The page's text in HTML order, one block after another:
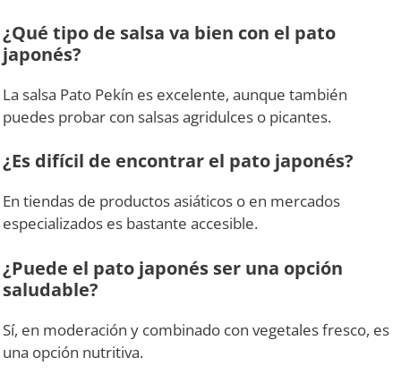
¿Qué tipo de salsa va bien con el pato
japonés?
La salsa Pato Pekín es excelente, aunque también
puedes probar con salsas agridulces o picantes.
¿Es difícil de encontrar el pato japonés?
En tiendas de productos asiáticos o en mercados
especializados es bastante accesible.
¿Puede el pato japonés ser una opción
saludable?
Sí, en moderación y combinado con vegetales fresco, es
una opción nutritiva.